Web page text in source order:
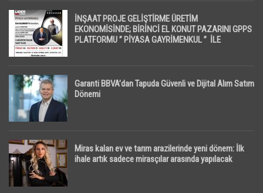
İNŞAAT PROJE GELİŞTİRME ÜRETİM
EKONOMİSİNDE; BİRİNCİ EL KONUT PAZARINI GPPS
PLATFORMU ” PİYASA GAYRİMENKUL ” İLE
Garanti BBVA’dan Tapuda Güvenli ve Dijital Alım Satım
Dönemi
Miras kalan ev ve tarım arazilerinde yeni dönem: İlk
ihale artık sadece mirasçılar arasında yapılacak